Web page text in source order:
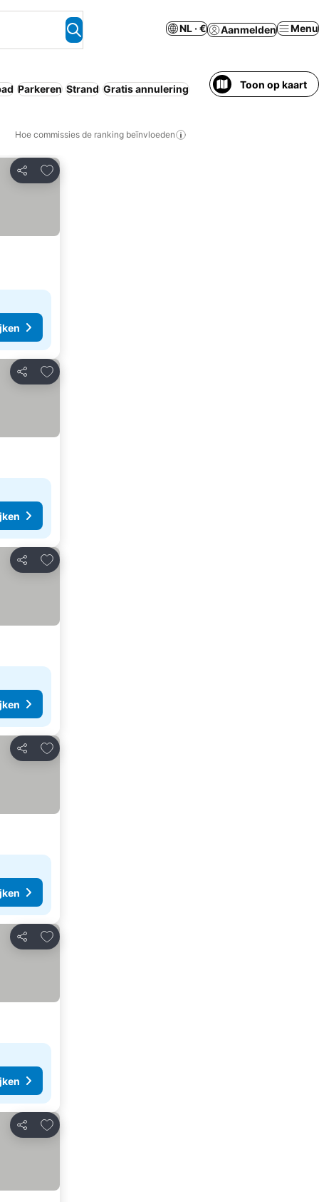
NL · € Aanmelden Menu
Parkeren Strand Gratis annulering Toon op kaart
Hoe commissies de ranking beïnvloeden
Delen
Toevoegen aan favorieten
Delen
Toevoegen aan favorieten
Delen
Toevoegen aan favorieten
Delen
Toevoegen aan favorieten
Delen
Toevoegen aan favorieten
Delen
Toevoegen aan favorieten